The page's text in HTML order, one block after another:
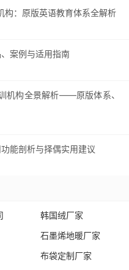
构：原版英语教育体系全解析
案例与适用指南
机构全景解析——原版体系、
能剖析与择偶实用建议
韩国绒厂家
石墨烯地暖厂家
布袋定制厂家